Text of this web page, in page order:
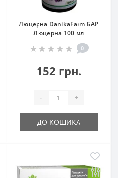
Люцерна DanikaFarm БАР
Люцерна 100 мл
0
152 грн.
- +
ДО КОШИКА